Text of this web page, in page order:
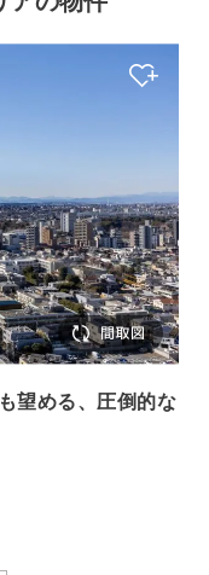
望める、圧倒的な